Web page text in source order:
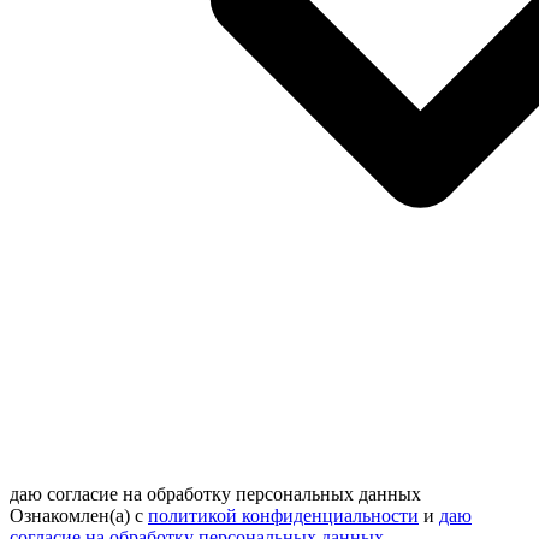
даю согласие на обработку персональных данных
Ознакомлен(а) с политикой конфиденциальности и даю